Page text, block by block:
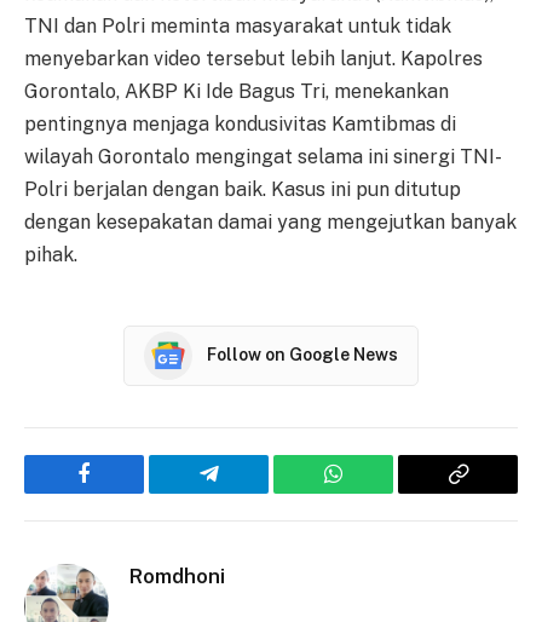
TNI dan Polri meminta masyarakat untuk tidak
menyebarkan video tersebut lebih lanjut. Kapolres
Gorontalo, AKBP Ki Ide Bagus Tri, menekankan
pentingnya menjaga kondusivitas Kamtibmas di
wilayah Gorontalo mengingat selama ini sinergi TNI-
Polri berjalan dengan baik. Kasus ini pun ditutup
dengan kesepakatan damai yang mengejutkan banyak
pihak.
Follow on Google News
Facebook Telegram WhatsApp
Copy
Romdhoni